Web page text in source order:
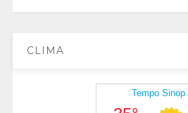
CLIMA